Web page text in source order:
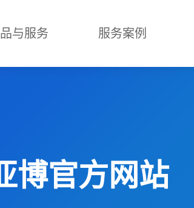
与服务 服务案例
博官方网站